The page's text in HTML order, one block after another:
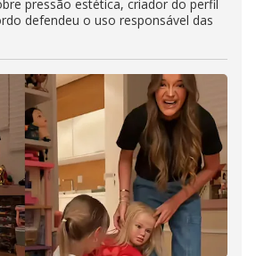
pressão estética, criador do perfil
defendeu o uso responsável das